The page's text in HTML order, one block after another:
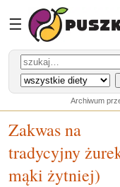
☰
Archiwum
Zakwas na
tradycyjny
mąki żytniej)